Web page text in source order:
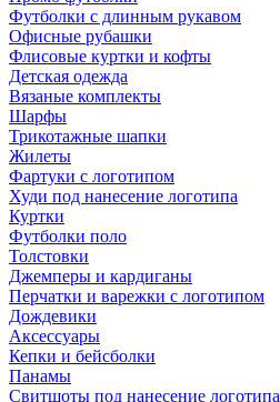
Футболки с длинным рукавом
Офисные рубашки
Флисовые куртки и кофты
Детская одежда
Вязаные комплекты
Шарфы
Трикотажные шапки
Жилеты
Фартуки с логотипом
Худи под нанесение логотипа
Куртки
Футболки поло
Толстовки
Джемперы и кардиганы
Перчатки и варежки с логотипом
Дождевики
Аксессуары
Кепки и бейсболки
Панамы
Свитшоты под нанесение логотипа